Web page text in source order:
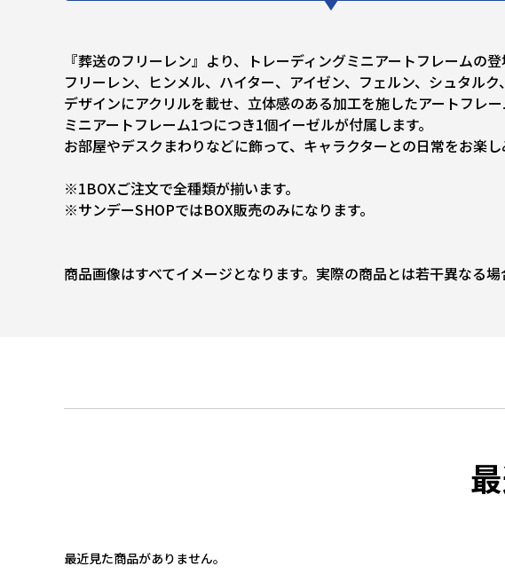
『葬送のフリーレン』より、トレーディングミニアートフレームの登
フリーレン、ヒンメル、ハイター、アイゼン、フェルン、シュタル
デザインにアクリルを載せ、立体感のある加工を施したアートフレー
ミニアートフレーム1つにつき1個イーゼルが付属します。
お部屋やデスクまわりなどに飾って、キャラクターとの日常をお楽し
※1BOXご注文で全種類が揃います。
※サンデーSHOPではBOX販売のみになります。
商品画像はすべてイメージとなります。実際の商品とは若干異なる場
最近見た商品がありません。